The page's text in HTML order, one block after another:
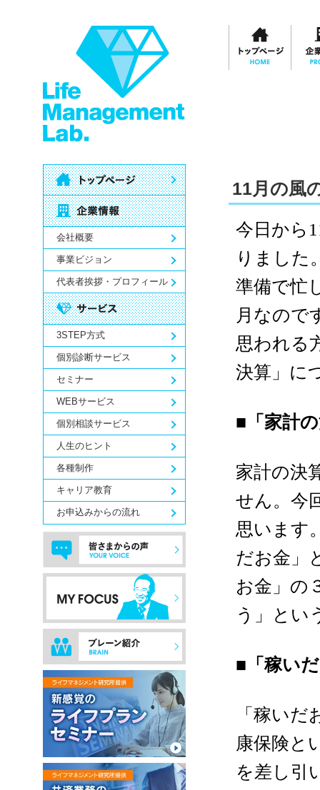
会社概要
事業ビジョン
代表者挨拶・プロフィール
3STEP方式
個別診断サービス
セミナー
WEBサービス
個別相談サービス
人生のヒント
各種制作
キャリア教育
お申込みからの流れ
11月の風
今日から
りました
準備で忙
月なので
思われる
決算」に
■「家計
家計の決
せん。今
思います
だお金」
お金」の
う」とい
■「稼い
「稼い
康保険と
を差し引